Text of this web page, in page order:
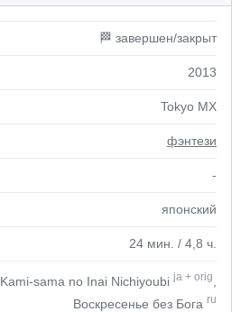
🏁 завершен/закрыт
2013
Tokyo MX
фэнтези
-
японский
24 мин. / 4,8 ч.
Kami-sama no Inai Nichiyoubija + orig
Воскресенье без Бога ru